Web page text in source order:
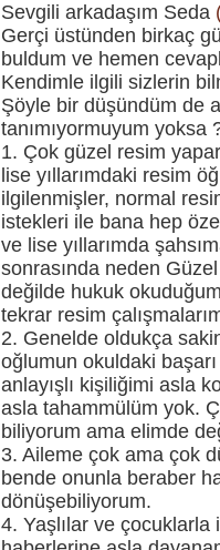
Sevgili arkadaşım Seda
Gerçi üstünden birkaç
buldum ve hemen
Kendimle ilgili sizlerin
Şöyle bir düşündüm de
tanımıyormuyum
1. Çok güzel resim
lise yıllarımdaki resim
ilgilenmişler, normal
istekleri ile bana hep
ve lise yıllarımda
sonrasında neden
değilde hukuk
tekrar resim
2. Genelde oldukça
oğlumun okuldaki
anlayışlı kişiliğimi asla
asla tahammülüm yok.
biliyorum ama elimde
3. Aileme çok ama çok
bende onunla beraber
dönüşebiliyorum.
4. Yaşlılar ve